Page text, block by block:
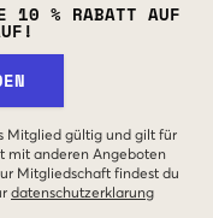
10 % RABATT AUF
Mitglied gültig und gilt für
mit anderen Angeboten
Mitgliedschaft findest du
datenschutzerklarung